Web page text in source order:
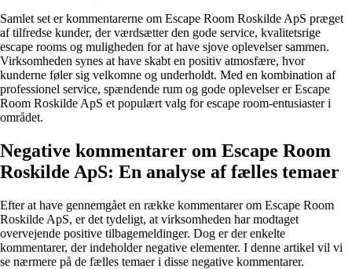
Samlet set er kommentarerne om Escape Room Roskilde ApS præget
af tilfredse kunder, der værdsætter den gode service, kvalitetsrige
escape rooms og muligheden for at have sjove oplevelser sammen.
Virksomheden synes at have skabt en positiv atmosfære, hvor
kunderne føler sig velkomne og underholdt. Med en kombination af
professionel service, spændende rum og gode oplevelser er Escape
Room Roskilde ApS et populært valg for escape room-entusiaster i
området.
Negative kommentarer om Escape Room
Roskilde ApS: En analyse af fælles temaer
Efter at have gennemgået en række kommentarer om Escape Room
Roskilde ApS, er det tydeligt, at virksomheden har modtaget
overvejende positive tilbagemeldinger. Dog er der enkelte
kommentarer, der indeholder negative elementer. I denne artikel vil vi
se nærmere på de fælles temaer i disse negative kommentarer.